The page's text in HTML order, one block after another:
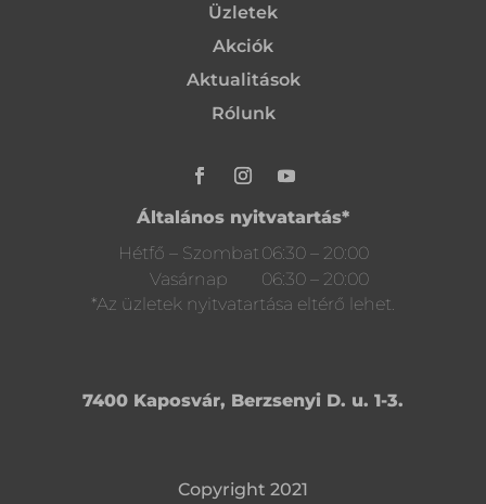
Üzletek
Akciók
Aktualitások
Rólunk
Általános nyitvatartás*
Hétfő – Szombat 06:30 – 20:00
Vasárnap
06:30 – 20:00
*Az üzletek nyitvatartása eltérő lehet.
7400 Kaposvár, Berzsenyi D. u. 1-3.
Copyright 2021